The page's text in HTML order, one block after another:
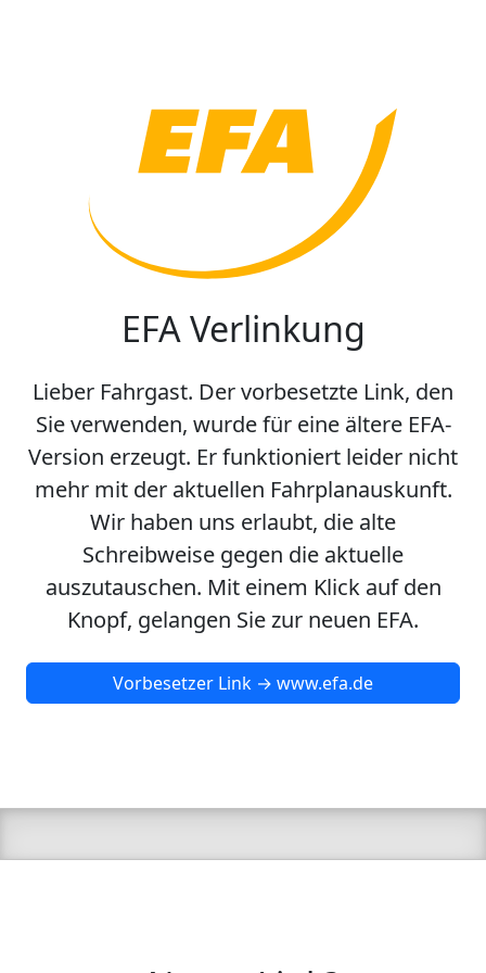
EFA Verlinkung
Lieber Fahrgast. Der vorbesetzte Link, den
Sie verwenden, wurde für eine ältere EFA-
Version erzeugt. Er funktioniert leider nicht
mehr mit der aktuellen Fahrplanauskunft.
Wir haben uns erlaubt, die alte
Schreibweise gegen die aktuelle
auszutauschen. Mit einem Klick auf den
Knopf, gelangen Sie zur neuen EFA.
Vorbesetzer Link → www.efa.de